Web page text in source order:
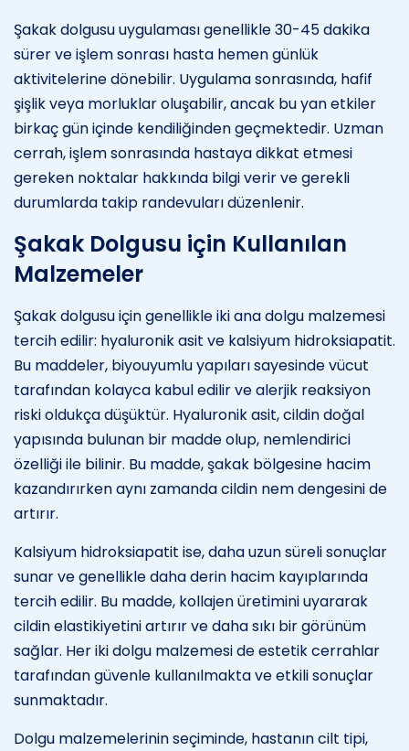
Şakak dolgusu uygulaması genellikle 30-45 dakika
sürer ve işlem sonrası hasta hemen günlük
aktivitelerine dönebilir. Uygulama sonrasında, hafif
şişlik veya morluklar oluşabilir, ancak bu yan etkiler
birkaç gün içinde kendiliğinden geçmektedir. Uzman
cerrah, işlem sonrasında hastaya dikkat etmesi
gereken noktalar hakkında bilgi verir ve gerekli
durumlarda takip randevuları düzenlenir.
Şakak Dolgusu için Kullanılan
Malzemeler
Şakak dolgusu için genellikle iki ana dolgu malzemesi
tercih edilir: hyaluronik asit ve kalsiyum hidroksiapatit.
Bu maddeler, biyouyumlu yapıları sayesinde vücut
tarafından kolayca kabul edilir ve alerjik reaksiyon
riski oldukça düşüktür. Hyaluronik asit, cildin doğal
yapısında bulunan bir madde olup, nemlendirici
özelliği ile bilinir. Bu madde, şakak bölgesine hacim
kazandırırken aynı zamanda cildin nem dengesini de
artırır.
Kalsiyum hidroksiapatit ise, daha uzun süreli sonuçlar
sunar ve genellikle daha derin hacim kayıplarında
tercih edilir. Bu madde, kollajen üretimini uyararak
cildin elastikiyetini artırır ve daha sıkı bir görünüm
sağlar. Her iki dolgu malzemesi de estetik cerrahlar
tarafından güvenle kullanılmakta ve etkili sonuçlar
sunmaktadır.
Dolgu malzemelerinin seçiminde, hastanın cilt tipi,